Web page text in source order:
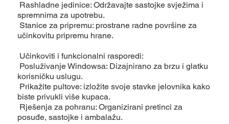
Rashladne jedinice: Održavajte sastojke svježima i
spremnima za upotrebu.
Stanice za pripremu: prostrane radne površine za
učinkovitu pripremu hrane.
Učinkoviti i funkcionalni rasporedi:
Posluživanje Windowsa: Dizajnirano za brzu i glatku
korisničku uslugu.
Prikažite pultove: izložite svoje stavke jelovnika kako
biste privukli više kupaca.
Rješenja za pohranu: Organizirani pretinci za
posuđe, sastojke i ambalažu.